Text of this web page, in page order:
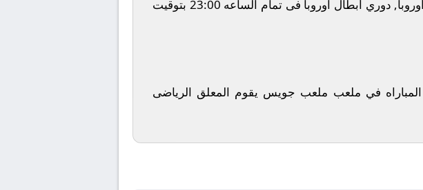
يلتقى اليوم 2026-01-21 كلا من نادى أتالانتا و نادي أتلتيك بلباو فى بطولة أوروبا, دوري أبطال اوروبا فى تمام الساعه 23:00 بتوقيت
المباراه في ملعب ملعب جويس يقوم المعلق الرياضى